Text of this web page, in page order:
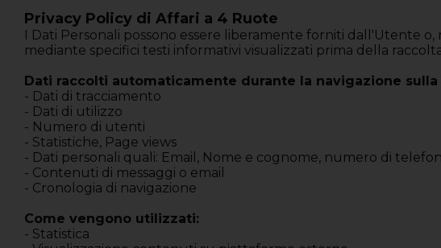
Privacy Policy di Affari a 4 Ruote
I Dati Personali possono essere liberamente forniti dall'Utente
mediante specifici testi informativi visualizzati prima della
Dati raccolti automaticamente durante la navigazione
- Dati di tracciamento
- Dati di utilizzo
- Numero di utenti
- Statistiche, Page views
- Dati personali quali: Email, Nome e cognome, numero di
- Contenuti di messaggi o email
- Cronologia di navigazione
Come vengono utilizzati:
- Statistica